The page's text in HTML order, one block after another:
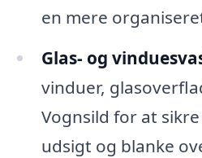
en mere
Glas- og
vinduer,
Vognsild for at
udsigt og blanke